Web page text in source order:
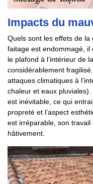
Impacts du
Quels sont les effets de la
faitage est endommagé,
le plafond à l’intérieur de
considérablement
attaques climatiques à
chaleur et eaux
est inévitable, ce qui
propreté et l’aspect
est irréparable, son
hâtivement.